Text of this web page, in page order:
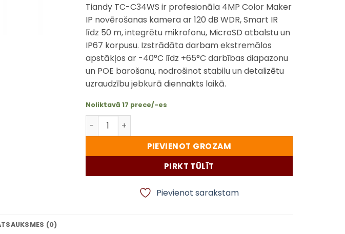
Tiandy TC-C34WS ir profesionāla 4MP Color Maker
IP novērošanas kamera ar 120 dB WDR, Smart IR
līdz 50 m, integrētu mikrofonu, MicroSD atbalstu un
IP67 korpusu. Izstrādāta darbam ekstremālos
apstākļos ar -40°C līdz +65°C darbības diapazonu
un POE barošanu, nodrošinot stabilu un detalizētu
uzraudzību jebkurā diennakts laikā.
Noliktavā 17 prece/-es
Tiandy TC C34WS 4MP Color Maker IP Kamera – Smart IR 50m,
PIEVIENOT GROZAM
PIRKT TŪLĪT
Pievienot sarakstam
(0)